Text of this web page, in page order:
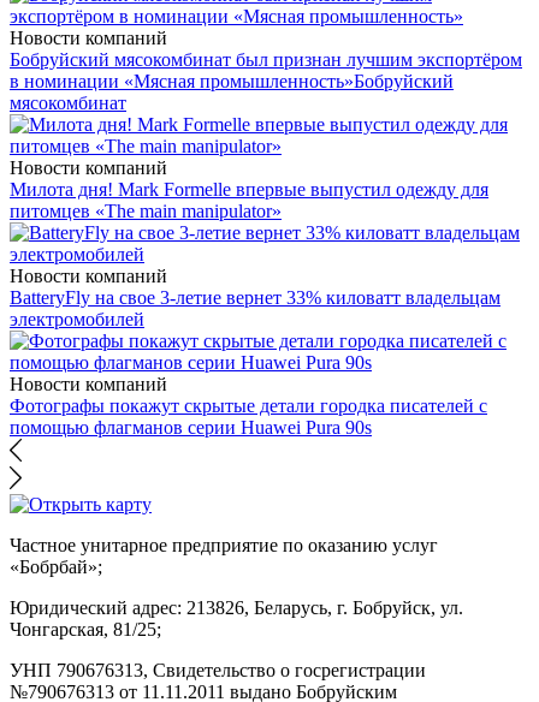
Новости компаний
Бобруйский мясокомбинат был признан лучшим экспортёром
в номинации «Мясная промышленность»Бобруйский
мясокомбинат
Новости компаний
Милота дня! Mark Formelle впервые выпустил одежду для
питомцев «The main manipulator»
Новости компаний
BatteryFly на свое 3-летие вернет 33% киловатт владельцам
электромобилей
Новости компаний
Фотографы покажут скрытые детали городка писателей с
помощью флагманов серии Huawei Pura 90s
Частное унитарное предприятие по оказанию услуг
«Бобрбай»;
Юридический адрес: 213826, Беларусь, г. Бобруйск, ул.
Чонгарская, 81/25;
УНП 790676313, Свидетельство о госрегистрации
№790676313 от 11.11.2011 выдано Бобруйским